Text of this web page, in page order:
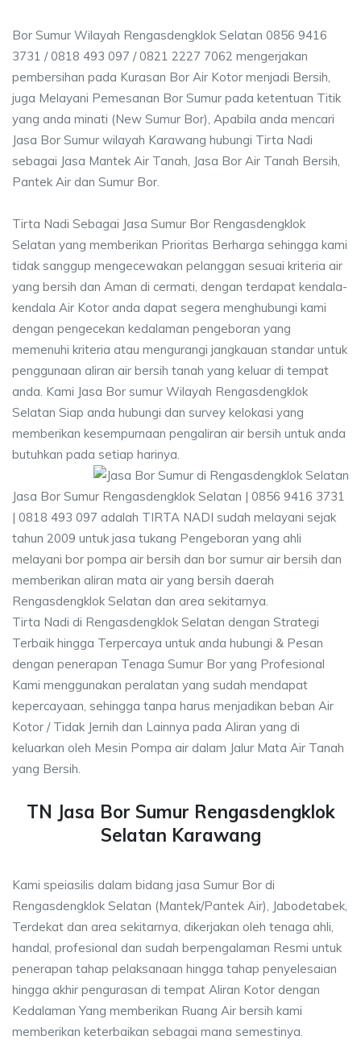
Bor Sumur Wilayah Rengasdengklok Selatan 0856 9416
3731 / 0818 493 097 / 0821 2227 7062 mengerjakan
pembersihan pada Kurasan Bor Air Kotor menjadi Bersih,
juga Melayani Pemesanan Bor Sumur pada ketentuan Titik
yang anda minati (New Sumur Bor), Apabila anda mencari
Jasa Bor Sumur wilayah Karawang hubungi Tirta Nadi
sebagai Jasa Mantek Air Tanah, Jasa Bor Air Tanah Bersih,
Pantek Air dan Sumur Bor.
Tirta Nadi Sebagai Jasa Sumur Bor Rengasdengklok
Selatan yang memberikan Prioritas Berharga sehingga kami
tidak sanggup mengecewakan pelanggan sesuai kriteria air
yang bersih dan Aman di cermati, dengan terdapat kendala-
kendala Air Kotor anda dapat segera menghubungi kami
dengan pengecekan kedalaman pengeboran yang
memenuhi kriteria atau mengurangi jangkauan standar untuk
penggunaan aliran air bersih tanah yang keluar di tempat
anda. Kami Jasa Bor sumur Wilayah Rengasdengklok
Selatan Siap anda hubungi dan survey kelokasi yang
memberikan kesempurnaan pengaliran air bersih untuk anda
butuhkan pada setiap harinya.
Jasa Bor Sumur Rengasdengklok Selatan | 0856 9416 3731
| 0818 493 097 adalah TIRTA NADI sudah melayani sejak
tahun 2009 untuk jasa tukang Pengeboran yang ahli
melayani bor pompa air bersih dan bor sumur air bersih dan
memberikan aliran mata air yang bersih daerah
Rengasdengklok Selatan dan area sekitarnya.
Tirta Nadi di Rengasdengklok Selatan dengan Strategi
Terbaik hingga Terpercaya untuk anda hubungi & Pesan
dengan penerapan Tenaga Sumur Bor yang Profesional
Kami menggunakan peralatan yang sudah mendapat
kepercayaan, sehingga tanpa harus menjadikan beban Air
Kotor / Tidak Jernih dan Lainnya pada Aliran yang di
keluarkan oleh Mesin Pompa air dalam Jalur Mata Air Tanah
yang Bersih.
TN Jasa Bor Sumur Rengasdengklok
Selatan Karawang
Kami speiasilis dalam bidang jasa Sumur Bor di
Rengasdengklok Selatan (Mantek/Pantek Air), Jabodetabek,
Terdekat dan area sekitarnya, dikerjakan oleh tenaga ahli,
handal, profesional dan sudah berpengalaman Resmi untuk
penerapan tahap pelaksanaan hingga tahap penyelesaian
hingga akhir pengurasan di tempat Aliran Kotor dengan
Kedalaman Yang memberikan Ruang Air bersih kami
memberikan keterbaikan sebagai mana semestinya.